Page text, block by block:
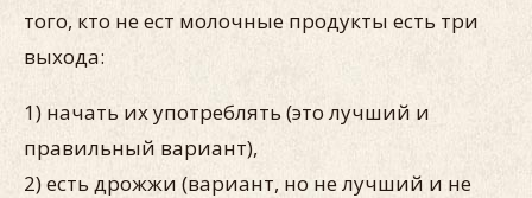
того, кто не ест молочные продукты есть три
выхода:
1) начать их употреблять (это лучший и
правильный вариант),
2) есть дрожжи (вариант, но не лучший и не